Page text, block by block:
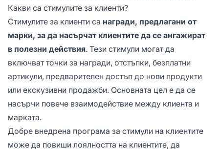
Какви са стимулите за клиенти?
Стимулите за клиенти са награди, предлагани от
марки, за да насърчат клиентите да се ангажират
в полезни действия. Тези стимули могат да
включват точки за награди, отстъпки, безплатни
артикули, предварителен достъп до нови продукти
или екскузивни продажби. Основната цел е да се
насърчи повече взаимодействие между клиента и
марката.
Добре внедрена програма за стимули на клиентите
може да повиши лоялността на клиентите, да